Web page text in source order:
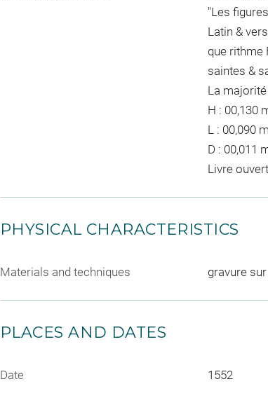
"Les
Latin &
que rithme
saintes &
La
H : 00,130
L : 00,090 m
D : 00,011
Livre
PHYSICAL CHARACTERISTICS
Materials and techniques gravure
PLACES AND DATES
Date 1552